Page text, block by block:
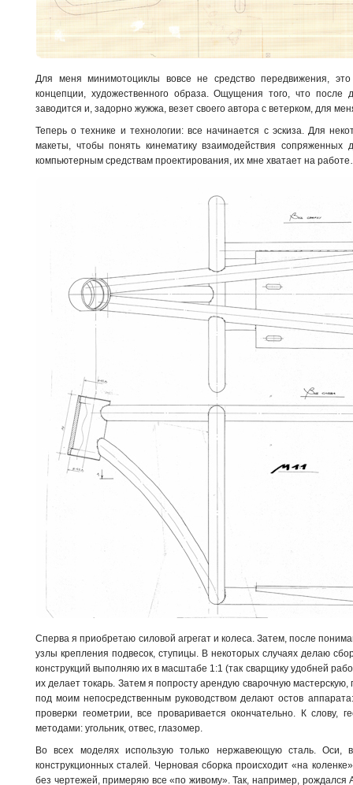
Для меня минимотоциклы вовсе не средство передвижения,
концепции, художественного образа. Ощущения того, что после
заводится и, задорно жужжа, везет своего автора с ветерком, для
Теперь о технике и технологии: все начинается с эскиза. Для
макеты, чтобы понять кинематику взаимодействия
компьютерным средствам проектирования, их мне хватает на
Сперва я приобретаю силовой агрегат и колеса. Затем, после
узлы крепления подвесок, ступицы. В некоторых случаях делаю
конструкций выполняю их в масштабе 1:1 (так сварщику удобней
их делает токарь. Затем я попросту арендую сварочную
под моим непосредственным руководством делают остов
проверки геометрии, все проваривается окончательно. К слову,
методами: угольник, отвес, глазомер.
Во всех моделях использую только нержавеющую сталь. Оси,
конструкционных сталей. Черновая сборка происходит «на
без чертежей, примеряю все «по живому». Так, например, рождался